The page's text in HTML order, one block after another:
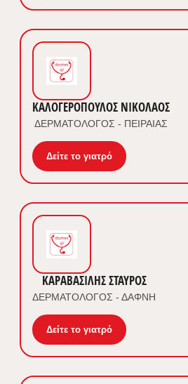
ΚΑΛΟΓΕΡΟΠΟΥΛΟΣ ΝΙΚΟΛΑΟΣ
ΔΕΡΜΑΤΟΛΟΓΟΣ - ΠΕΙΡΑΙΑΣ
Δείτε το γιατρό
ΚΑΡΑΒΑΣΙΛΗΣ ΣΤΑΥΡΟΣ
ΔΕΡΜΑΤΟΛΟΓΟΣ - ΔΑΦΝΗ
Δείτε το γιατρό